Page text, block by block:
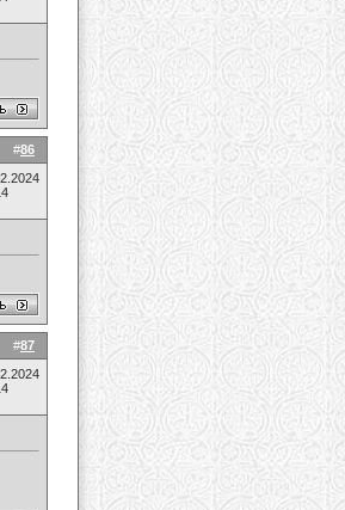
#86
#87